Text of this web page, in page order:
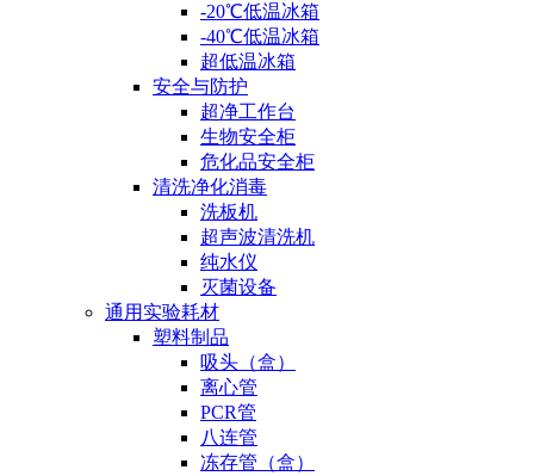
-20℃低温冰箱
-40℃低温冰箱
超低温冰箱
安全与防护
超净工作台
生物安全柜
危化品安全柜
清洗净化消毒
洗板机
超声波清洗机
纯水仪
灭菌设备
通用实验耗材
塑料制品
吸头（盒）
离心管
PCR管
八连管
冻存管（盒）